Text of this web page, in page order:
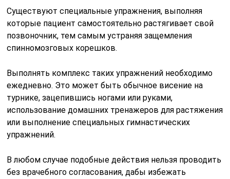
Существуют специальные упражнения, выполняя
которые пациент самостоятельно растягивает свой
позвоночник, тем самым устраняя защемления
спинномозговых корешков.
Выполнять комплекс таких упражнений необходимо
ежедневно. Это может быть обычное висение на
турнике, зацепившись ногами или руками,
использование домашних тренажеров для растяжения
или выполнение специальных гимнастических
упражнений.
В любом случае подобные действия нельзя проводить
без врачебного согласования, дабы избежать